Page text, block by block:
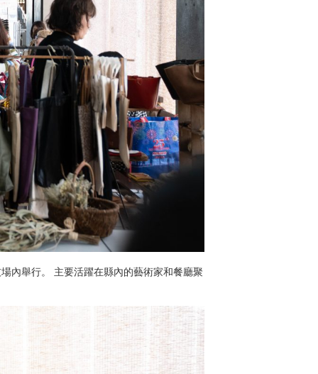
內舉行。 主要活躍在縣內的藝術家和餐廳聚